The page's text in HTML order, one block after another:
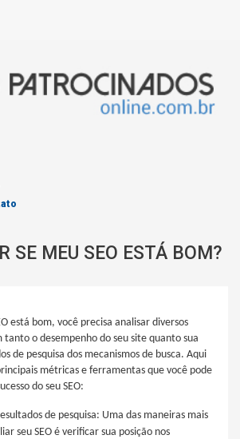
SE MEU SEO ESTÁ BOM?
está bom, você precisa analisar diversos
o desempenho do seu site quanto sua
de pesquisa dos mecanismos de busca. Aqui
métricas e ferramentas que você pode
do seu SEO:
de pesquisa: Uma das maneiras mais
seu SEO é verificar sua posição nos